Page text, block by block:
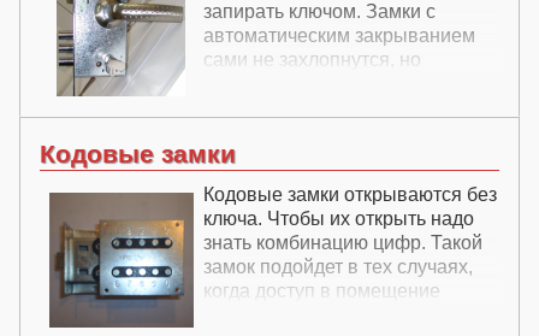
запирать ключом. Замки с
автоматическим закрыванием
сами не захлопнутся, но
Кодовые замки
Кодовые замки открываются без
ключа. Чтобы их открыть надо
знать комбинацию цифр. Такой
замок подойдет в тех случаях,
когда доступ в помещение